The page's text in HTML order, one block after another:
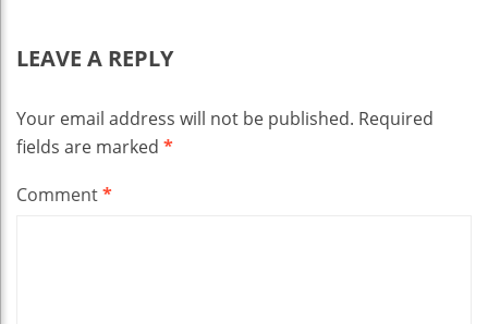
LEAVE A REPLY
Your email address will not be published. Required
fields are marked *
Comment*